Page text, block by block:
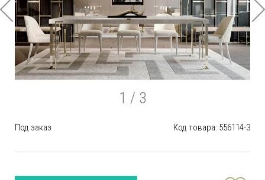
1 / 3
Под заказ Код товара: 556114-3